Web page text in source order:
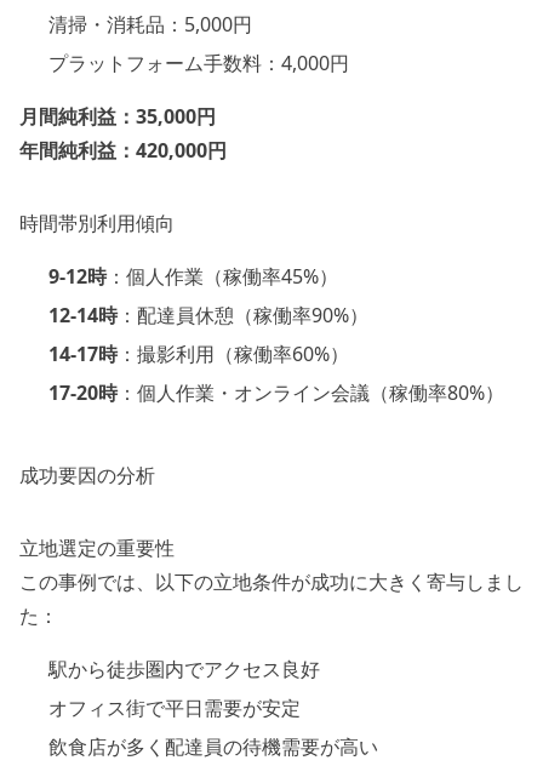
清掃・消耗品：5,000円
プラットフォーム手数料：4,000円
月間純利益：35,000円
年間純利益：420,000円
時間帯別利用傾向
9-12時：個人作業（稼働率45%）
12-14時：配達員休憩（稼働率90%）
14-17時：撮影利用（稼働率60%）
17-20時：個人作業・オンライン会議（稼働率80%）
成功要因の分析
立地選定の重要性
この事例では、以下の立地条件が成功に大きく寄与しまし
た：
駅から徒歩圏内でアクセス良好
オフィス街で平日需要が安定
飲食店が多く配達員の待機需要が高い